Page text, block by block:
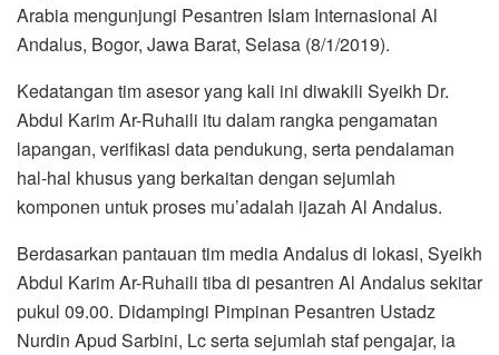
Arabia mengunjungi Pesantren Islam Internasional Al
Andalus, Bogor, Jawa Barat, Selasa (8/1/2019).
Kedatangan tim asesor yang kali ini diwakili Syeikh Dr.
Abdul Karim Ar-Ruhaili itu dalam rangka pengamatan
lapangan, verifikasi data pendukung, serta pendalaman
hal-hal khusus yang berkaitan dengan sejumlah
komponen untuk proses mu’adalah ijazah Al Andalus.
Berdasarkan pantauan tim media Andalus di lokasi, Syeikh
Abdul Karim Ar-Ruhaili tiba di pesantren Al Andalus sekitar
pukul 09.00. Didampingi Pimpinan Pesantren Ustadz
Nurdin Apud Sarbini, Lc serta sejumlah staf pengajar, ia